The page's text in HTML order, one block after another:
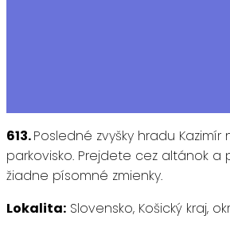
613.Posledné zvyšky hradu
parkovisko. Prejdete cez altánok
žiadne písomné zmienky.
Lokalita: Slovensko, Košický kraj,